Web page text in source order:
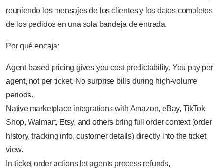
reuniendo los mensajes de los clientes y los datos completos
de los pedidos en una sola bandeja de entrada.
Por qué encaja:
Agent-based pricing gives you cost predictability. You pay per
agent, not per ticket. No surprise bills during high-volume
periods.
Native marketplace integrations with Amazon, eBay, TikTok
Shop, Walmart, Etsy, and others bring full order context (order
history, tracking info, customer details) directly into the ticket
view.
In-ticket order actions let agents process refunds,